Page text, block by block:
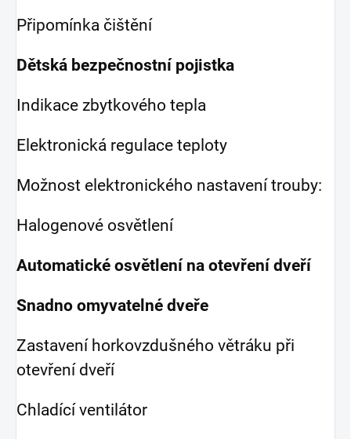
Připomínka čištění
Dětská bezpečnostní pojistka
Indikace zbytkového tepla
Elektronická regulace teploty
Možnost elektronického nastavení trouby:
Halogenové osvětlení
Automatické osvětlení na otevření dveří
Snadno omyvatelné dveře
Zastavení horkovzdušného větráku při
otevření dveří
Chladící ventilátor